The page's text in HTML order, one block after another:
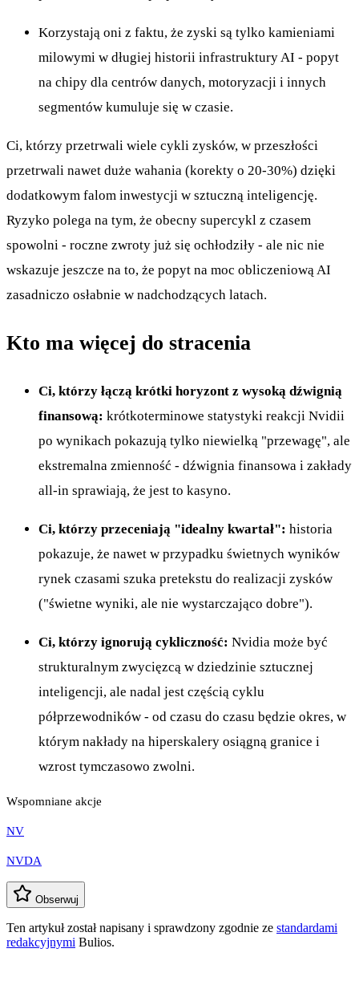
Korzystają oni z faktu, że zyski są tylko kamieniami
milowymi w długiej historii infrastruktury AI - popyt
na chipy dla centrów danych, motoryzacji i innych
segmentów kumuluje się w czasie.
Ci, którzy przetrwali wiele cykli zysków, w przeszłości
przetrwali nawet duże wahania (korekty o 20-30%) dzięki
dodatkowym falom inwestycji w sztuczną inteligencję.
Ryzyko polega na tym, że obecny supercykl z czasem
spowolni - roczne zwroty już się ochłodziły - ale nic nie
wskazuje jeszcze na to, że popyt na moc obliczeniową AI
zasadniczo osłabnie w nadchodzących latach.
Kto ma więcej do stracenia
Ci, którzy łączą krótki horyzont z wysoką dźwignią
finansową: krótkoterminowe statystyki reakcji Nvidii
po wynikach pokazują tylko niewielką "przewagę", ale
ekstremalna zmienność - dźwignia finansowa i zakłady
all-in sprawiają, że jest to kasyno.
Ci, którzy przeceniają "idealny kwartał": historia
pokazuje, że nawet w przypadku świetnych wyników
rynek czasami szuka pretekstu do realizacji zysków
("świetne wyniki, ale nie wystarczająco dobre").
Ci, którzy ignorują cykliczność: Nvidia może być
strukturalnym zwycięzcą w dziedzinie sztucznej
inteligencji, ale nadal jest częścią cyklu
półprzewodników - od czasu do czasu będzie okres, w
którym nakłady na hiperskalery osiągną granice i
wzrost tymczasowo zwolni.
Wspomniane akcje
NV
NVDA
Obserwuj
Ten artykuł został napisany i sprawdzony zgodnie ze standardami
redakcyjnymi Bulios.